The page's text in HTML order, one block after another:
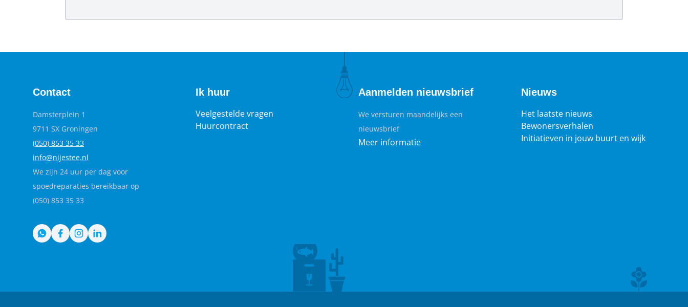
Contact
Damsterplein 1
9711 SX Groningen
(050) 853 35 33
info@nijestee.nl
We zijn 24 uur per dag voor
spoedreparaties bereikbaar op
(050) 853 35 33
Ik huur
Veelgestelde vragen
Huurcontract
Aanmelden nieuwsbrief
We versturen maandelijks een
nieuwsbrief
Meer informatie
Nieuws
Het laatste nieuws
Bewonersverhalen
Initiatieven in jouw buurt en wijk
WhatsApp
Facebook
Instagram
LinkedIn